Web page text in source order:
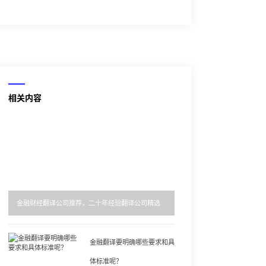
相关内容
金融财经翻译公司推荐，二十年经验翻译公司精选
金融翻译要明确哪些要求和具
体标准呢？